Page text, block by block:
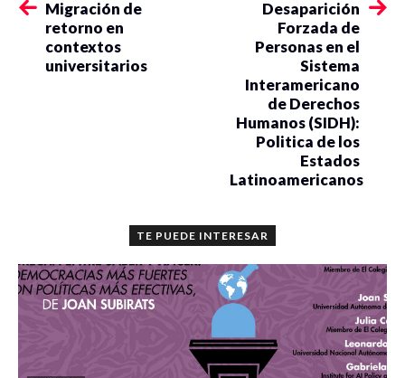
Retos y desafíos que enfrenta la gestión de agua en Nuevo
Hipólito Villanueva Hernández / UANL -Instituto de
José Alfredo Jáuregui Díaz / UANL -Instituto de
Investigaciones Sociales –FFyL
Hidropolítica en Jalcomulco, Veracruz
Migración de
retorno en
contextos
universitarios
Desaparición
Forzada de
Personas en el
Sistema
Interamericano
de Derechos
Humanos (SIDH):
Politica de los
Estados
Latinoamericanos
TE PUEDE INTERESAR